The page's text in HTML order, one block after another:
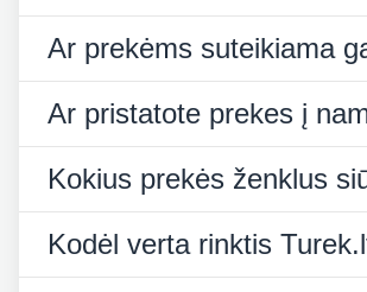
Ar prekėms suteikiama
Ar pristatote prekes į
Kokius prekės ženklus
Kodėl verta rinktis